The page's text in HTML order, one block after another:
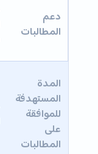
دعم
المطالبات
المدة
المستهدفة
للموافقة
على
المطالبات